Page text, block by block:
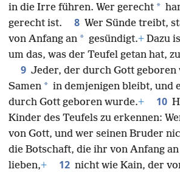
in die Irre führen. Wer gerecht *
gerecht ist.
8 Wer Sünde treibt,
von Anfang an * gesündigt.+ Dazu
um das, was der Teufel getan hat,
9 Jeder, der durch Gott
Samen * in demjenigen bleibt, und
durch Gott geboren wurde.+ 10
Kinder des Teufels zu erkennen:
von Gott, und wer seinen Bruder
die Botschaft, die ihr von Anfang
lieben,+ 12 nicht wie Kain, der